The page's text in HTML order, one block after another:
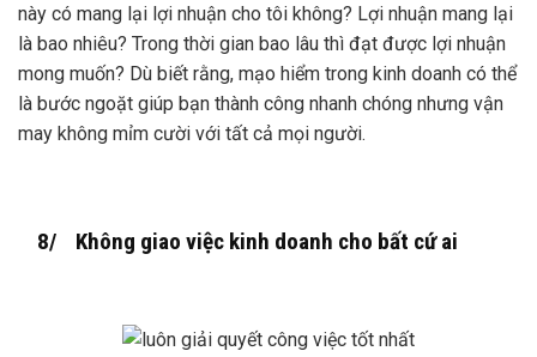
này có mang lại lợi nhuận cho tôi không? Lợi nhuận mang lại
là bao nhiêu? Trong thời gian bao lâu thì đạt được lợi nhuận
mong muốn? Dù biết rằng, mạo hiểm trong kinh doanh có thể
là bước ngoặt giúp bạn thành công nhanh chóng nhưng vận
may không mỉm cười với tất cả mọi người.
8/ Không giao việc kinh doanh cho bất cứ ai